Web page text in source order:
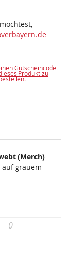
Gutscheincode
Produkt zu
(Merch)
grauem